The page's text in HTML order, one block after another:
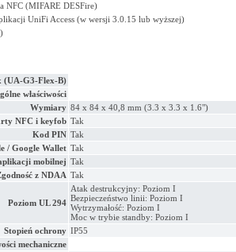
NFC (MIFARE DESFire)
UniFi Access (w wersji 3.0.15 lub wyższej)
(UA-G3-Flex-B)
właściwości
Wymiary 84 x 84 x 40,8 mm (3.3 x 3.3 x 1.6")
NFC i keyfob Tak
Kod PIN Tak
/ Google Wallet Tak
mobilnej Tak
z NDAA Tak
Poziom UL 294
Atak destrukcyjny: Poziom I
Bezpieczeństwo linii: Poziom I
Wytrzymałość: Poziom I
Moc w trybie standby: Poziom I
Stopień ochrony IP55
mechaniczne